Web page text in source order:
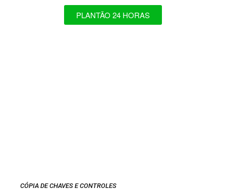
PLANTÃO 24 HORAS
CÓPIA DE CHAVES E CONTROLES